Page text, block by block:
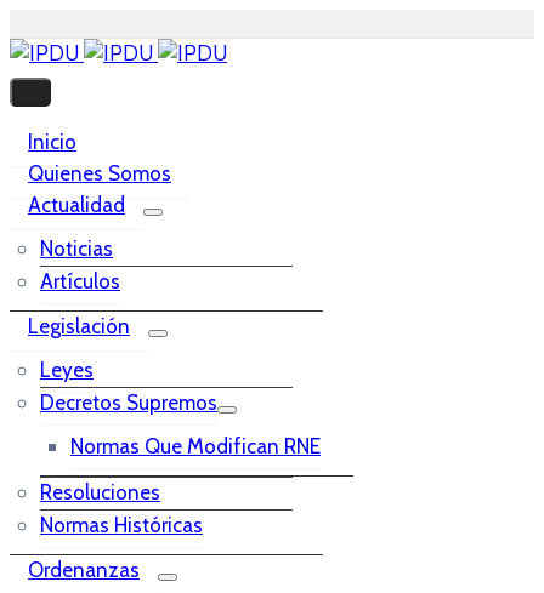
Inicio
Quienes Somos
Actualidad
Noticias
Artículos
Legislación
Leyes
Decretos Supremos
Normas Que Modifican RNE
Resoluciones
Normas Históricas
Ordenanzas